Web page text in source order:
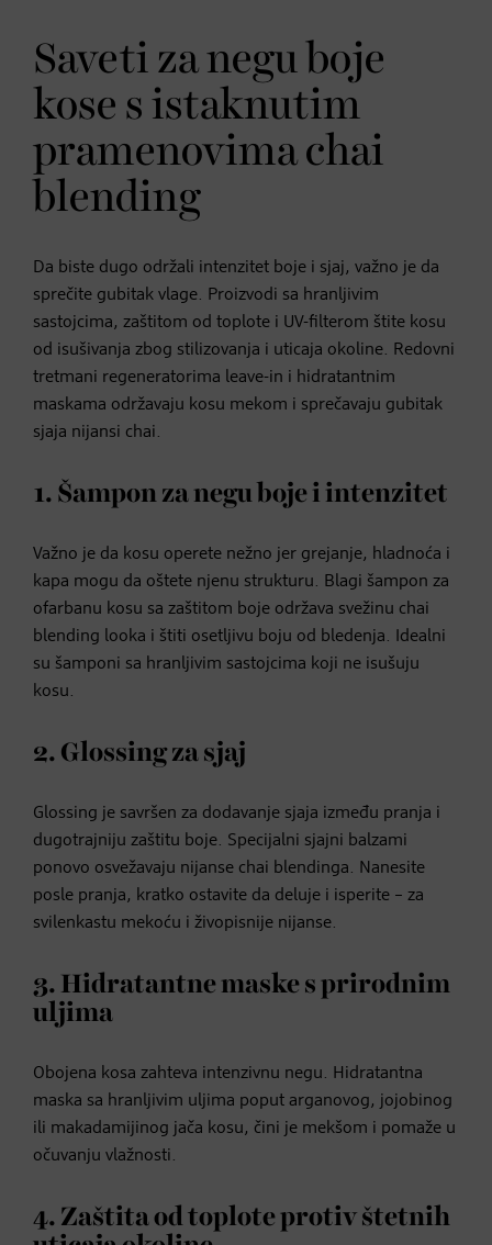
Saveti za negu boje
kose s istaknutim
pramenovima chai
blending
Da biste dugo održali intenzitet boje i sjaj, važno je da
sprečite gubitak vlage. Proizvodi sa hranljivim
sastojcima, zaštitom od toplote i UV-filterom štite kosu
od isušivanja zbog stilizovanja i uticaja okoline. Redovni
tretmani regeneratorima leave-in i hidratantnim
maskama održavaju kosu mekom i sprečavaju gubitak
sjaja nijansi chai.
1. Šampon za negu boje i intenzitet
Važno je da kosu operete nežno jer grejanje, hladnoća i
kapa mogu da oštete njenu strukturu. Blagi šampon za
ofarbanu kosu sa zaštitom boje održava svežinu chai
blending looka i štiti osetljivu boju od bledenja. Idealni
su šamponi sa hranljivim sastojcima koji ne isušuju
kosu.
2. Glossing za sjaj
Glossing je savršen za dodavanje sjaja između pranja i
dugotrajniju zaštitu boje. Specijalni sjajni balzami
ponovo osvežavaju nijanse chai blendinga. Nanesite
posle pranja, kratko ostavite da deluje i isperite – za
svilenkastu mekoću i živopisnije nijanse.
3. Hidratantne maske s prirodnim
uljima
Obojena kosa zahteva intenzivnu negu. Hidratantna
maska sa hranljivim uljima poput arganovog, jojobinog
ili makadamijinog jača kosu, čini je mekšom i pomaže u
očuvanju vlažnosti.
4. Zaštita od toplote protiv štetnih